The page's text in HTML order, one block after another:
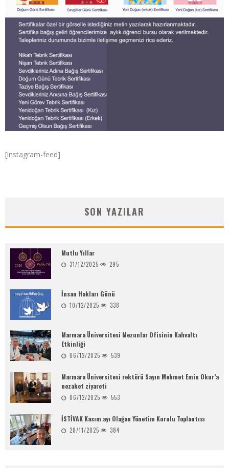
[instagram-feed]
SON YAZILAR
Mutlu Yıllar
31/12/2025 295
İnsan Hakları Günü
10/12/2025 338
Marmara Üniversitesi Mezunlar Ofisinin Kahvaltı
Etkinliği
06/12/2025 539
Marmara Üniversitesi rektörü Sayın Mehmet Emin Okur’a
nezaket ziyareti
06/12/2025 553
İSTİVAK Kasım ayı Olağan Yönetim Kurulu Toplantısı
28/11/2025 384